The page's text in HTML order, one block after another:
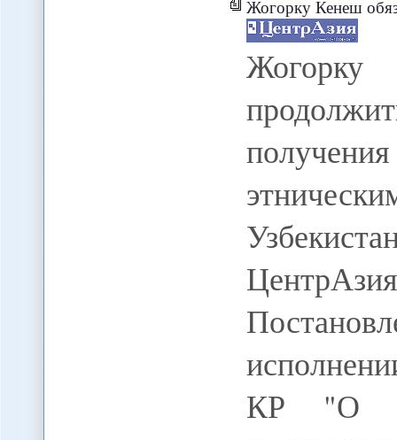
Жогорку Кенеш обязал ГМИД КР
КР "О